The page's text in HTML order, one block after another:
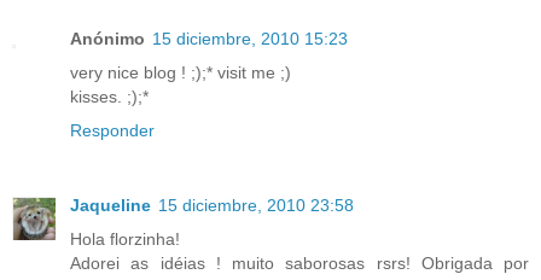
Anónimo 15 diciembre, 2010 15:23
very nice blog ! ;);* visit me ;)
kisses. ;);*
Responder
Jaqueline 15 diciembre, 2010 23:58
Hola florzinha!
Adorei as idéias ! muito saborosas rsrs! Obrigada por